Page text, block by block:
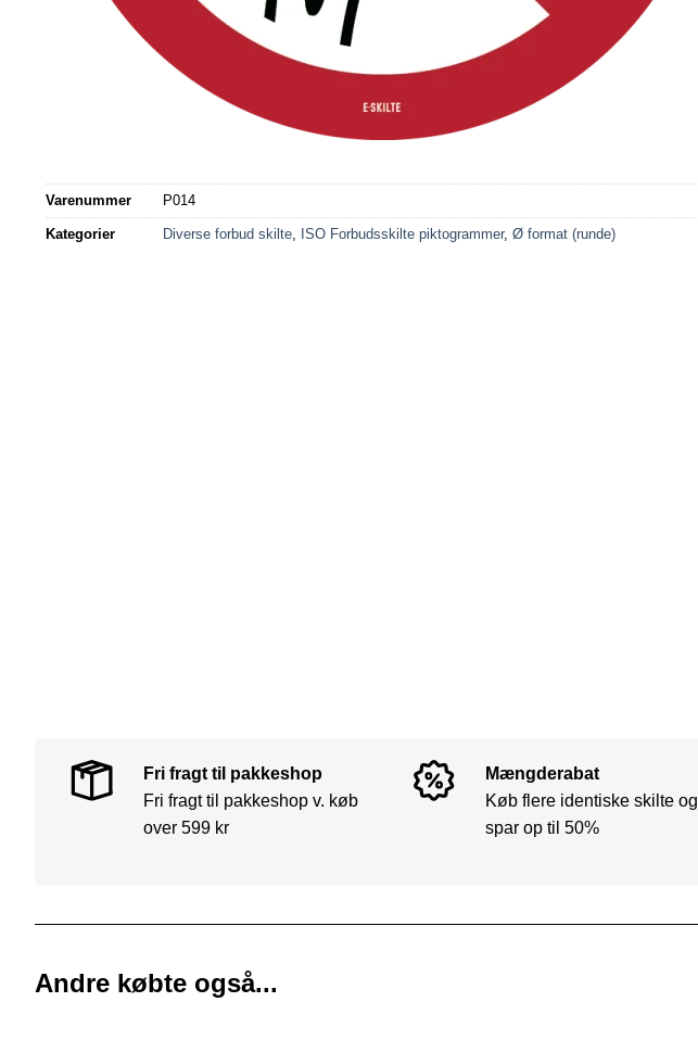
Varenummer P014
Kategorier Diverse forbud skilte, ISO Forbudsskilte piktogrammer, Ø format (runde)
Fri fragt til pakkeshop
Fri fragt til pakkeshop v. køb
over 599 kr
Mængderabat
Køb flere identiske skilte og
spar op til 50%
Andre købte også...